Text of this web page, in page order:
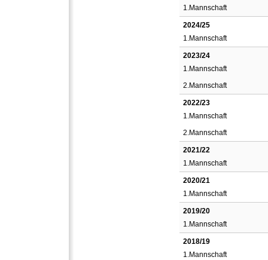
1.Mannschaft
2024/25
1.Mannschaft
2023/24
1.Mannschaft
2.Mannschaft
2022/23
1.Mannschaft
2.Mannschaft
2021/22
1.Mannschaft
2020/21
1.Mannschaft
2019/20
1.Mannschaft
2018/19
1.Mannschaft